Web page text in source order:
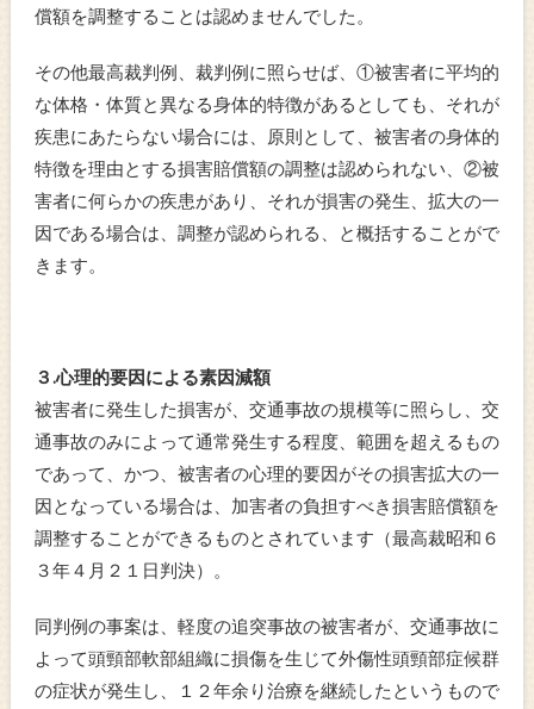
償額を調整することは認めませんでした。
その他最高裁判例、裁判例に照らせば、①被害者に平均的
な体格・体質と異なる身体的特徴があるとしても、それが
疾患にあたらない場合には、原則として、被害者の身体的
特徴を理由とする損害賠償額の調整は認められない、②被
害者に何らかの疾患があり、それが損害の発生、拡大の一
因である場合は、調整が認められる、と概括することがで
きます。
３.心理的要因による素因減額
被害者に発生した損害が、交通事故の規模等に照らし、交
通事故のみによって通常発生する程度、範囲を超えるもの
であって、かつ、被害者の心理的要因がその損害拡大の一
因となっている場合は、加害者の負担すべき損害賠償額を
調整することができるものとされています（最高裁昭和６
３年４月２１日判決）。
同判例の事案は、軽度の追突事故の被害者が、交通事故に
よって頭頸部軟部組織に損傷を生じて外傷性頭頸部症候群
の症状が発生し、１２年余り治療を継続したというもので